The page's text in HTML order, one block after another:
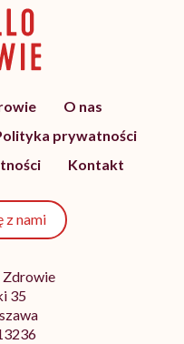
O nas
prywatności
Kontakt
z nami
Zdrowie
35